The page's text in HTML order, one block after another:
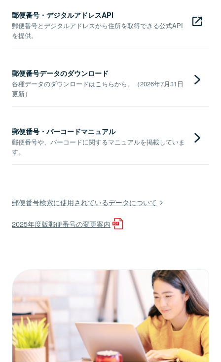
郵便番号・デジタルアドレスAPI
郵便番号とデジタルアドレスから住所を取得できる公式API
を提供。
郵便番号データのダウンロード
各種データのダウンロードはこちらから。（2026年7月31日
更新）
郵便番号・バーコードマニュアル
郵便番号や、バーコードに関するマニュアルを掲載していま
す。
郵便番号検索に使用されているデータについて
2025年度版郵便番号の変更案内